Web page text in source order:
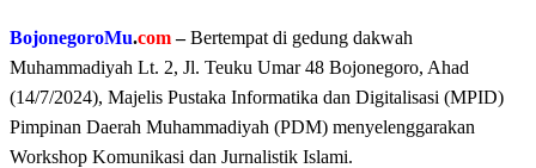
BojonegoroMu.com–Bertempat di gedung dakwah
Muhammadiyah Lt. 2, Jl. Teuku Umar 48 Bojonegoro, Ahad
(14/7/2024), Majelis Pustaka Informatika dan Digitalisasi (MPID)
Pimpinan Daerah Muhammadiyah (PDM) menyelenggarakan
Workshop Komunikasi dan Jurnalistik Islami.